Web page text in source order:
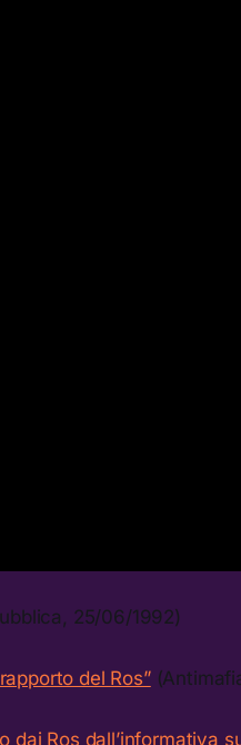
25/06/1992)
del Ros”
dai Ros dall’informativa